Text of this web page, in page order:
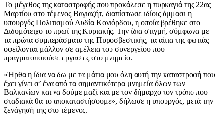
Το μέγεθος της καταστροφής που προκάλεσε η πυρκαγιά της 22ας
Μαρτίου στο τέμενος Βαγιαζήτ, διαπίστωσε ιδίοις όμμασι η
υπουργός Πολιτισμού Λυδία Κονιόρδου, η οποία βρέθηκε στο
Διδυμότειχο το πρωί της Κυριακής. Την ίδια στιγμή, σύμφωνα με
τα πρώτα συμπεράσματα της Πυροσβεστικής, τα αίτια της φωτιάς
οφείλονται μάλλον σε αμέλεια του συνεργείου που
πραγματοποιούσε εργασίες στο μνημείο.
«Ήρθα η ίδια να δω με τα μάτια μου όλη αυτή την καταστροφή που
έχει γίνει σ’ ένα από τα σημαντικότερα μνημεία όλων των
Βαλκανίων και να δούμε μαζί και με τον δήμαρχο τον τρόπο που
σταδιακά θα το αποκαταστήσουμε», δήλωσε η υπουργός, μετά την
ξενάγησή της στο τέμενος.